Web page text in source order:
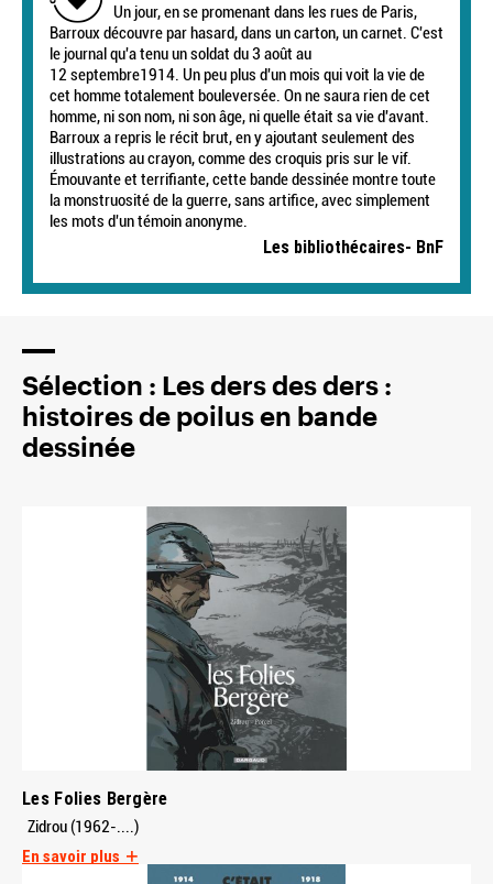
Un jour, en se promenant dans les rues de Paris,
Barroux découvre par hasard, dans un carton, un carnet. C'est
le journal qu'a tenu un soldat du 3 août au
12 septembre1914. Un peu plus d'un mois qui voit la vie de
cet homme totalement bouleversée. On ne saura rien de cet
homme, ni son nom, ni son âge, ni quelle était sa vie d'avant.
Barroux a repris le récit brut, en y ajoutant seulement des
illustrations au crayon, comme des croquis pris sur le vif.
Émouvante et terrifiante, cette bande dessinée montre toute
la monstruosité de la guerre, sans artifice, avec simplement
les mots d'un témoin anonyme.
Les bibliothécaires- BnF
Sélection : Les ders des ders :
histoires de poilus en bande
dessinée
Les Folies Bergère
Zidrou (1962-....)
En savoir plus